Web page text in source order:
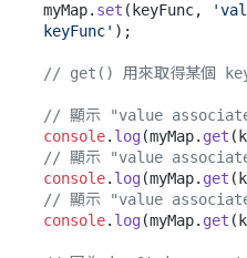
myMap. set (keyFunc,
keyFunc' );
// get() 用來取得某個
// 顯示 "value
console. log(myMap. get
// 顯示 "value
console. log(myMap. get
// 顯示 "value
console. log(myMap. get